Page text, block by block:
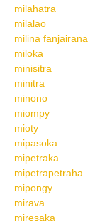
milahatra
milalao
milina fanjairana
miloka
minisitra
minitra
minono
miompy
mioty
mipasoka
mipetraka
mipetrapetraha
mipongy
mirava
miresaka